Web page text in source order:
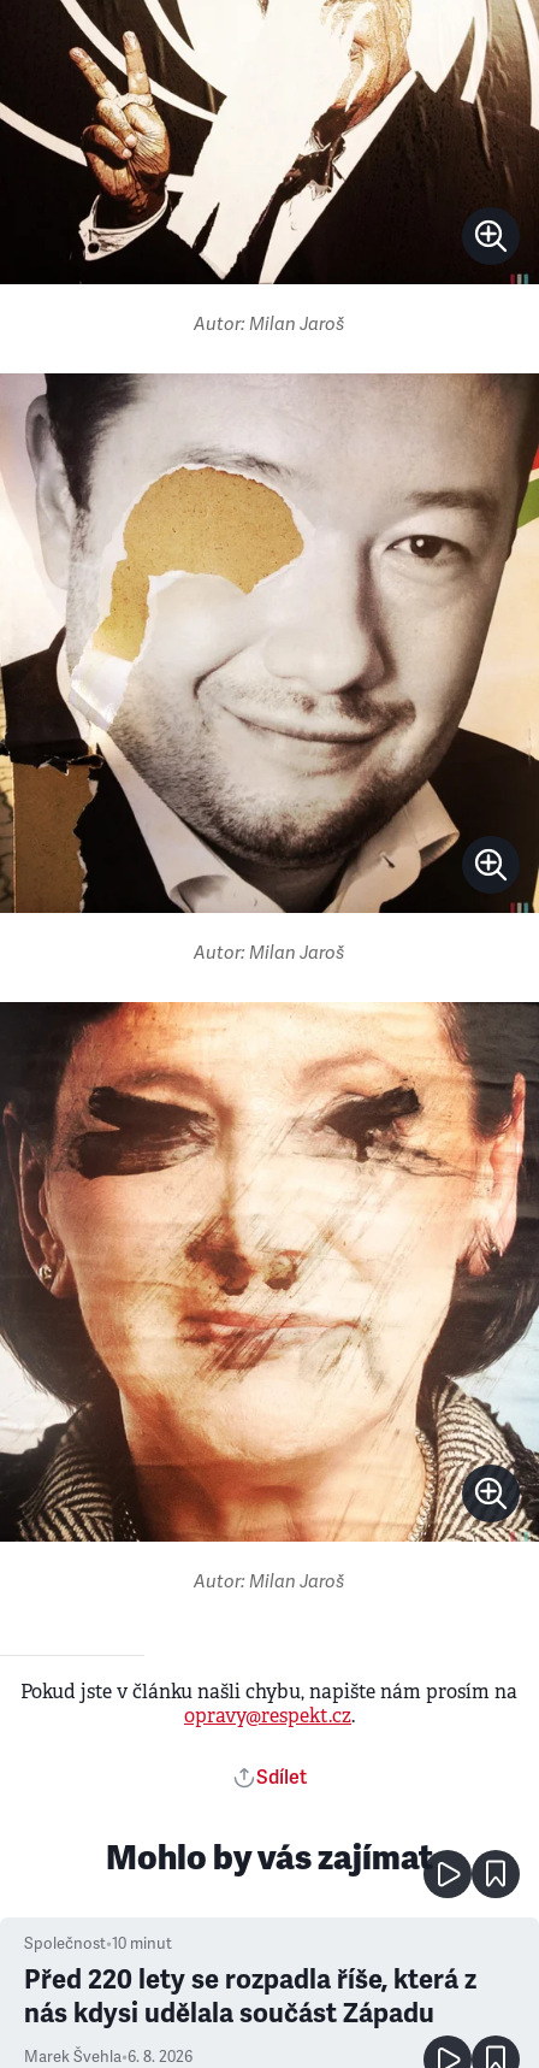
Autor: Milan Jaroš
Autor: Milan Jaroš
Autor: Milan Jaroš
Pokud jste v článku našli chybu, napište nám prosím na
opravy@respekt.cz.
Sdílet
Mohlo by vás zajímat
Společnost•10 minut
Před 220 lety se rozpadla říše, která z
nás kdysi udělala součást Západu
Marek Švehla•6. 8. 2026